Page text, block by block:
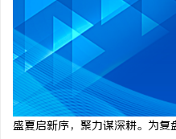
盛夏启新序，聚力谋深耕。为